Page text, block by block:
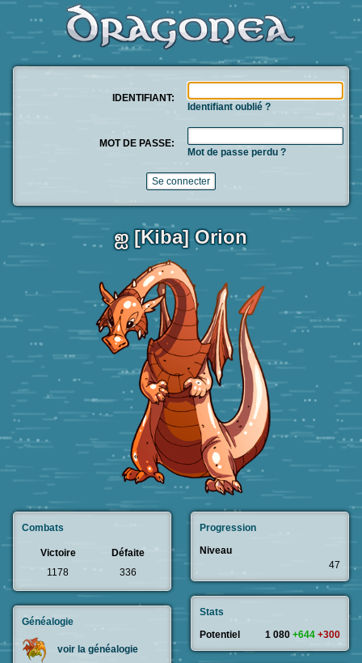
IDENTIFIANT:
Identifiant oublié ?
MOT DE PASSE:
Mot de passe perdu ?
ஐ [Kiba] Orion
Combats
Victoire
Défaite
1178
336
Généalogie
voir la généalogie
Progression
Niveau
47
Stats
Potentiel
1 080 +644 +300